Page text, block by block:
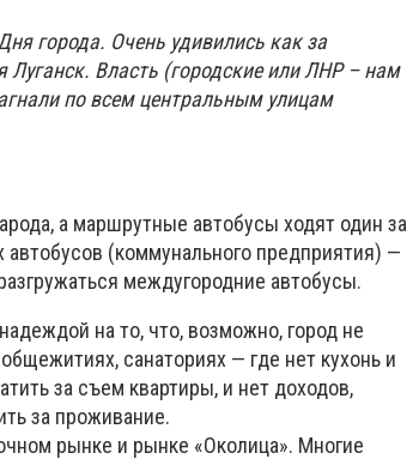
города. Очень удивились как за
Власть (городские или ЛНР – нам
по всем центральным улицам
а маршрутные автобусы ходят один за
(коммунального предприятия) —
междугородние автобусы.
на то, что, возможно, город не
санаториях — где нет кухонь и
за съем квартиры, и нет доходов,
за проживание.
рынке и рынке «Околица». Многие